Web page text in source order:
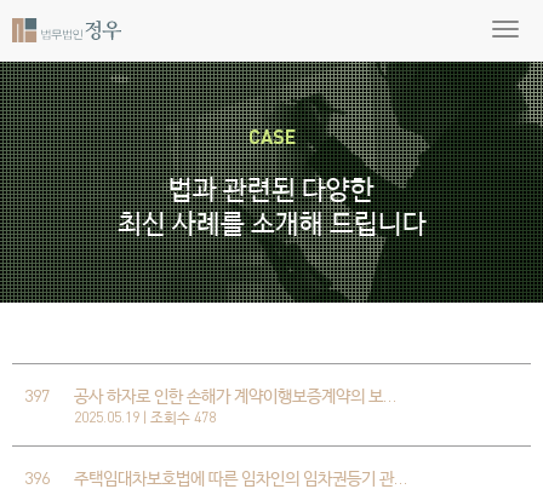
CASE
법과 관련된 다양한
최신 사례를 소개해 드립니다
397 공사 하자로 인한 손해가 계약이행보증계약의 보…
2025.05.19 | 조회수 478
396 주택임대차보호법에 따른 임차인의 임차권등기 관…